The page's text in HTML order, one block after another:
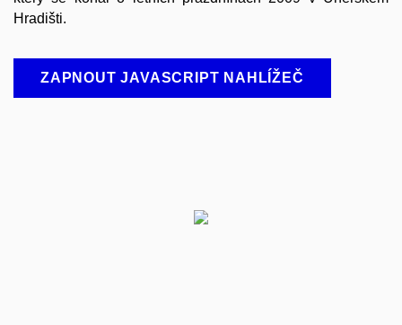
Hradišti.
ZAPNOUT JAVASCRIPT NAHLÍŽEČ